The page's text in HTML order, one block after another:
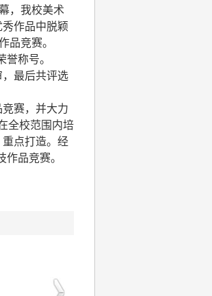
，我校美术
作品中脱颖
品竞赛。
称号。
最后共评选
赛，并大力
全校范围内培
点打造。经
品竞赛。